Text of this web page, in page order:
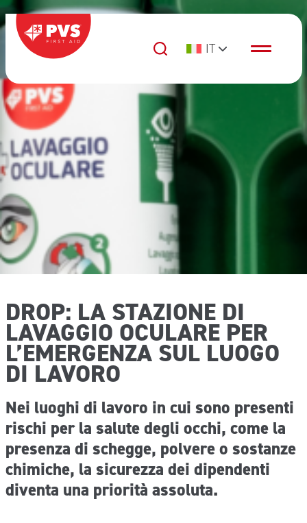
Vai al contenuto
Navigazione principale IT
DROP: LA STAZIONE DI
LAVAGGIO OCULARE PER
L’EMERGENZA SUL LUOGO
DI LAVORO
Nei luoghi di lavoro in cui sono presenti
rischi per la salute degli occhi, come la
presenza di schegge, polvere o sostanze
chimiche, la sicurezza dei dipendenti
diventa una priorità assoluta.